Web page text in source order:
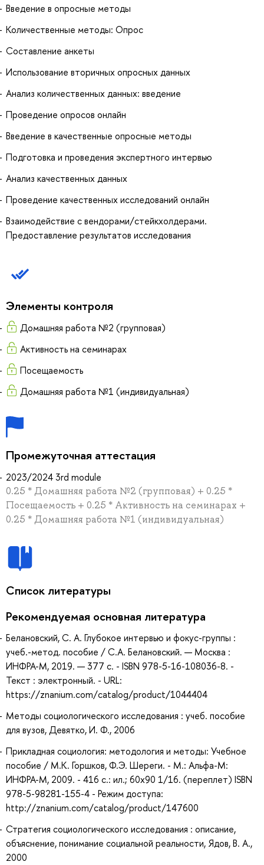
Введение в опросные методы
Количественные методы: Опрос
Составление анкеты
Использование вторичных опросных данных
Анализ количественных данных: введение
Проведение опросов онлайн
Введение в качественные опросные методы
Подготовка и проведения экспертного интервью
Анализ качественных данных
Проведение качественных исследований онлайн
Взаимодействие с вендорами/стейкхолдерами.
Предоставление результатов исследования
Элементы контроля
Домашняя работа №2 (групповая)
Активность на семинарах
Посещаемость
Домашняя работа №1 (индивидуальная)
Промежуточная аттестация
2023/2024 3rd module
0.25 * Домашняя работа №2 (групповая) + 0.25 *
Посещаемость + 0.25 * Активность на семинарах +
0.25 * Домашняя работа №1 (индивидуальная)
Список литературы
Рекомендуемая основная литература
Белановский, С. А. Глубокое интервью и фокус-группы :
учеб.-метод. пособие / С.А. Белановский. — Москва :
ИНФРА-М, 2019. — 377 с. - ISBN 978-5-16-108036-8. -
Текст : электронный. - URL:
https://znanium.com/catalog/product/1044404
Методы социологического исследования : учеб. пособие
для вузов, Девятко, И. Ф., 2006
Прикладная социология: методология и методы: Учебное
пособие / М.К. Горшков, Ф.Э. Шереги. - М.: Альфа-М:
ИНФРА-М, 2009. - 416 с.: ил.; 60x90 1/16. (переплет) ISBN
978-5-98281-155-4 - Режим доступа:
http://znanium.com/catalog/product/147600
Стратегия социологического исследования : описание,
объяснение, понимание социальной реальности, Ядов, В. А.,
2000